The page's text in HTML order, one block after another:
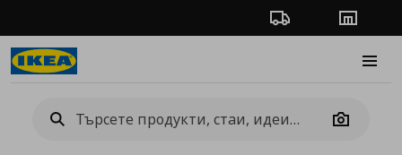
Проследяване на
Camera